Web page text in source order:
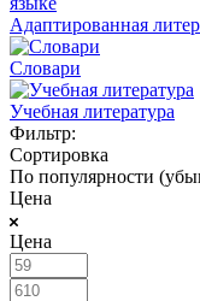
Адаптированная
Словари
Учебная литература
Фильтр:
Сортировка
По популярности
Цена
Цена